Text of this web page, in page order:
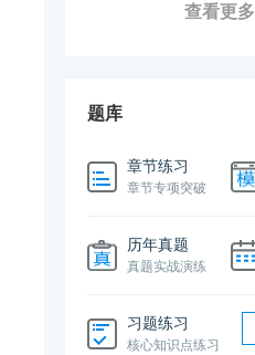
查看更多
题库
章节练习
章节专项突破
历年真题
真题实战演练
习题练习
核心知识点练习